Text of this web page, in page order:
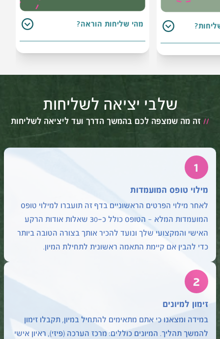
מהי שליחות הוראה?
שלבי יציאה לשליחות
// זה מה שמצפה לכם בהמשך הדרך ועד ליציאה לשליחות
1
מילוי טופס המועמדות
לאחר מילוי הפרטים הראשוניים בדף זה תועברו למילוי טופס
המועמדות המלא – הטופס כולל כ-30 שאלות אודות הרקע
האישי והמקצועי שלך ונועד להכיר אותך בצורה הטובה ביותר
כדי להבין אם קיימת התאמה ראשונית לתחילת המיון.
2
זימון למיונים
במידה ומצאנו כי אתם מתאימים להתחיל במיון, תקבלו זימון
להמשך תהליך. המיונים כוללים: מרכז הערכה (פיזי), ראיון אישי